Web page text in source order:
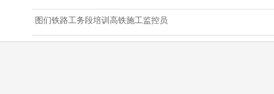
图们铁路工务段培训高铁施工监控员